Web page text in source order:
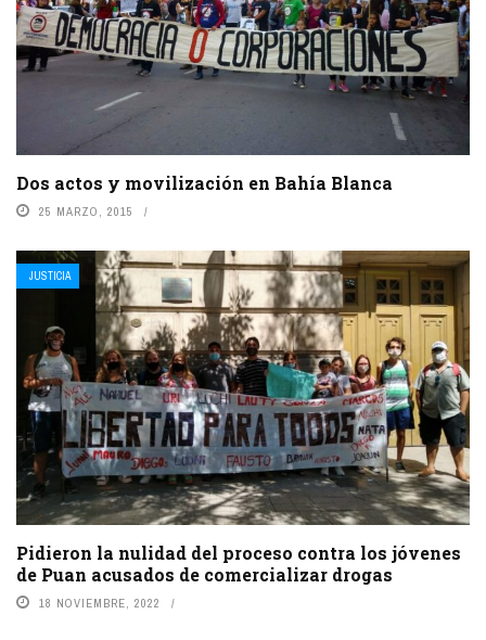
Dos actos y movilización en Bahía Blanca
25 MARZO, 2015
JUSTICIA
Pidieron la nulidad del proceso contra los jóvenes
de Puan acusados de comercializar drogas
18 NOVIEMBRE, 2022